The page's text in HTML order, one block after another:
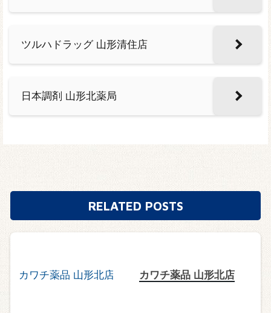
ツルハドラッグ 山形清住店
日本調剤 山形北薬局
RELATED POSTS
カワチ薬品 山形北店